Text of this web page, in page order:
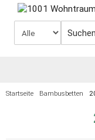
Startseite Bambusbetten